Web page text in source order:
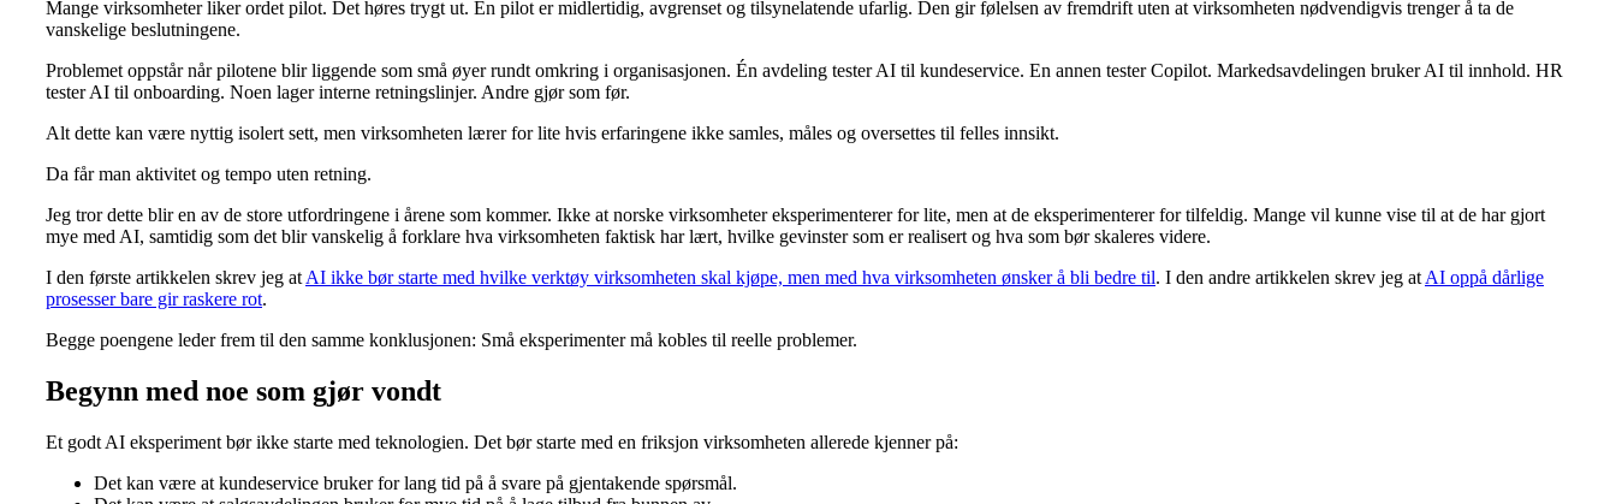
Mange virksomheter liker ordet pilot. Det høres trygt ut. En pilot er midlertidig, avgrenset og tilsynelatende ufarlig. Den gir følelsen av fremdrift uten at virksomheten nødvendigvis trenger å ta de
vanskelige beslutningene.
Problemet oppstår når pilotene blir liggende som små øyer rundt omkring i organisasjonen. Én avdeling tester AI til kundeservice. En annen tester Copilot. Markedsavdelingen bruker AI til innhold. HR
tester AI til onboarding. Noen lager interne retningslinjer. Andre gjør som før.
Alt dette kan være nyttig isolert sett, men virksomheten lærer for lite hvis erfaringene ikke samles, måles og oversettes til felles innsikt.
Da får man aktivitet og tempo uten retning.
Jeg tror dette blir en av de store utfordringene i årene som kommer. Ikke at norske virksomheter eksperimenterer for lite, men at de eksperimenterer for tilfeldig. Mange vil kunne vise til at de har gjort
mye med AI, samtidig som det blir vanskelig å forklare hva virksomheten faktisk har lært, hvilke gevinster som er realisert og hva som bør skaleres videre.
I den første artikkelen skrev jeg at AI ikke bør starte med hvilke verktøy virksomheten skal kjøpe, men med hva virksomheten ønsker å bli bedre til. I den andre artikkelen skrev jeg at AI oppå dårlige
prosesser bare gir raskere rot.
Begge poengene leder frem til den samme konklusjonen: Små eksperimenter må kobles til reelle problemer.
Begynn med noe som gjør vondt
Et godt AI eksperiment bør ikke starte med teknologien. Det bør starte med en friksjon virksomheten allerede kjenner på:
Det kan være at kundeservice bruker for lang tid på å svare på gjentakende spørsmål.